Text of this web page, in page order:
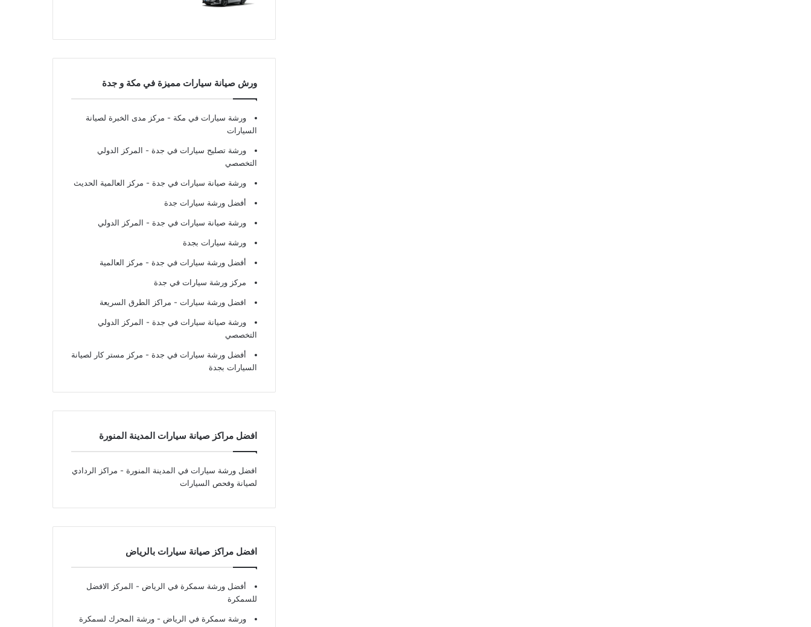
ورش صيانة سيارات مميزة في مكة و جدة
ورشة سيارات في مكة - مركز مدى الخبرة لصيانة
السيارات
ورشة تصليح سيارات في جدة - المركز الدولي
التخصصي
ورشة صيانة سيارات في جدة - مركز العالمية الحديث
أفضل ورشة سيارات جدة
ورشة صيانة سيارات في جدة - المركز الدولي
ورشة سيارات بجدة
أفضل ورشة سيارات في جدة - مركز العالمية
مركز ورشة سيارات في جدة
افضل ورشة سيارات - مراكز الطرق السريعة
ورشة صيانة سيارات في جدة - المركز الدولي
التخصصي
أفضل ورشة سيارات في جدة - مركز مستر كار لصيانة
السيارات بجدة
افضل مراكز صيانة سيارات المدينة المنورة
افضل ورشة سيارات في المدينة المنورة - مراكز الردادي
لصيانة وفحص السيارات
افضل مراكز صيانة سيارات بالرياض
أفضل ورشة سمكرة في الرياض - المركز الافضل
للسمكرة
ورشة سمكرة في الرياض - ورشة المحرك لسمكرة